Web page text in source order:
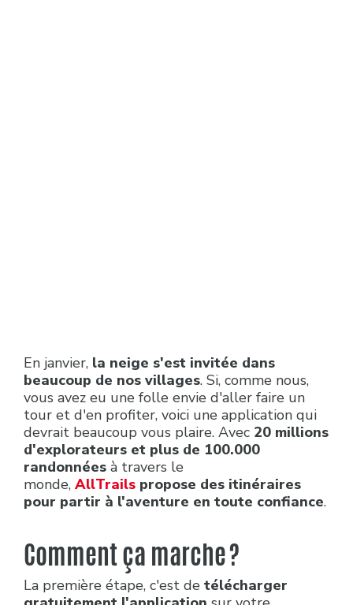
En janvier, la neige s'est invitée dans
beaucoup de nos villages. Si, comme nous,
vous avez eu une folle envie d'aller faire un
tour et d'en profiter, voici une application qui
devrait beaucoup vous plaire. Avec 20 millions
d'explorateurs et plus de 100.000
randonnées à travers le
monde, AllTrails propose des itinéraires
pour partir à l'aventure en toute confiance.
Comment ça marche ?
La première étape, c'est de télécharger